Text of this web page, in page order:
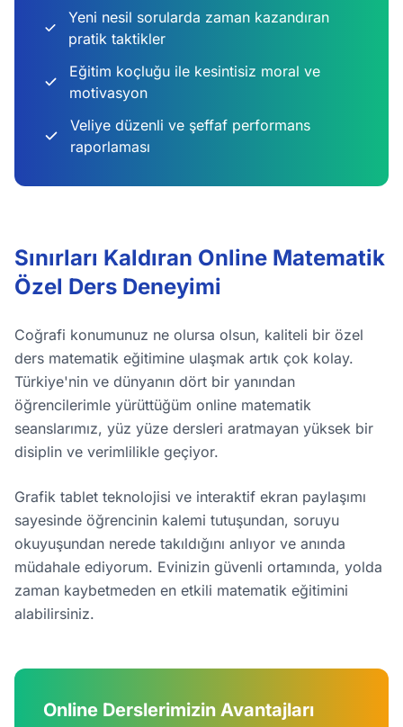
Yeni nesil sorularda zaman kazandıran
pratik taktikler
Eğitim koçluğu ile kesintisiz moral ve
motivasyon
Veliye düzenli ve şeffaf performans
raporlaması
Sınırları Kaldıran Online Matematik
Özel Ders Deneyimi
Coğrafi konumunuz ne olursa olsun, kaliteli bir özel
ders matematik eğitimine ulaşmak artık çok kolay.
Türkiye'nin ve dünyanın dört bir yanından
öğrencilerimle yürüttüğüm online matematik
seanslarımız, yüz yüze dersleri aratmayan yüksek bir
disiplin ve verimlilikle geçiyor.
Grafik tablet teknolojisi ve interaktif ekran paylaşımı
sayesinde öğrencinin kalemi tutuşundan, soruyu
okuyuşundan nerede takıldığını anlıyor ve anında
müdahale ediyorum. Evinizin güvenli ortamında, yolda
zaman kaybetmeden en etkili matematik eğitimini
alabilirsiniz.
Online Derslerimizin Avantajları